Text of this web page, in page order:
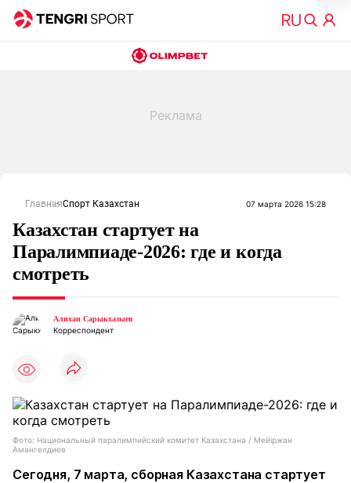
ГлавнаяСпорт Казахстан 07 марта 2026 15:28
Казахстан стартует на
Паралимпиаде-2026: где и когда
смотреть
Алихан Сарыкхазыев
Корреспондент
Фото: Национальный паралимпийский комитет Казахстана / Мейіржан
Амангелдиев
Сегодня, 7 марта, сборная Казахстана стартует